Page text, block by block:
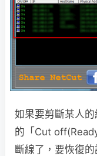
如果要剪斷某人
的「Cut
斷線了，要恢復